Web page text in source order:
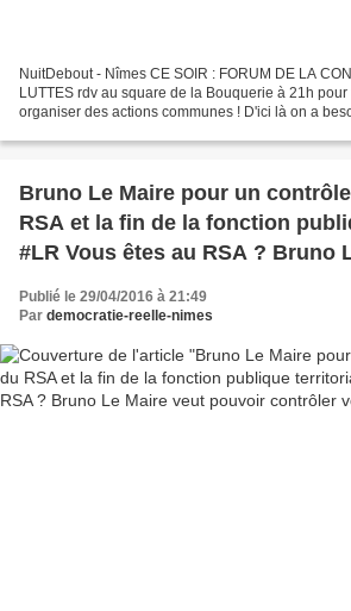
NuitDebout - Nîmes CE SOIR : FORUM DE LA
LUTTES rdv au square de la Bouquerie à 21h
organiser des actions communes ! D'ici là on a
Bruno Le Maire pour un
RSA et la fin de la fonction
#LR Vous êtes au RSA ? Bruno
Publié le 29/04/2016 à 21:49
Par democratie-reelle-nimes